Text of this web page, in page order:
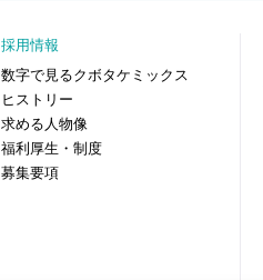
採用情報
数字で見るクボタケミックス
ヒストリー
求める人物像
福利厚生・制度
募集要項